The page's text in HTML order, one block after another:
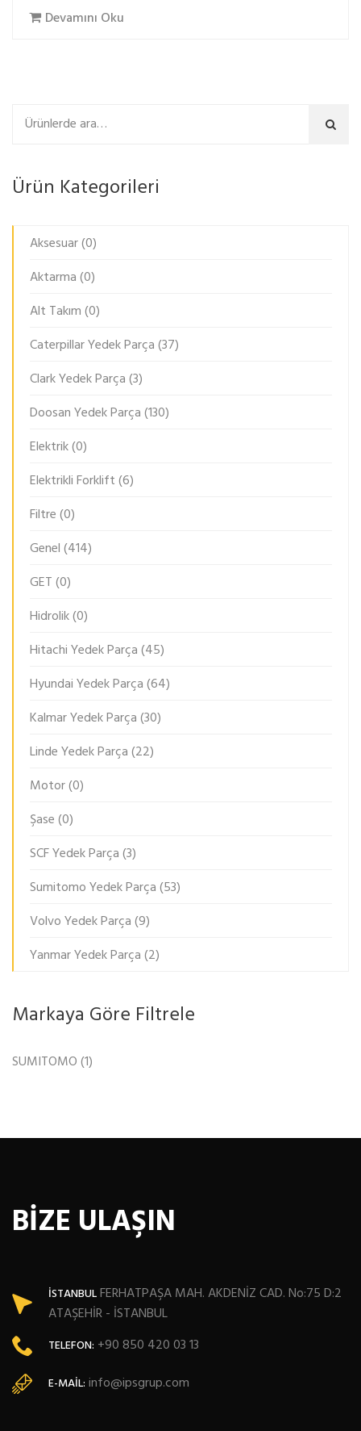
Devamını Oku
Ara
Ürün Kategorileri
Aksesuar(0)
Aktarma(0)
Alt Takım(0)
Caterpillar Yedek Parça(37)
Clark Yedek Parça(3)
Doosan Yedek Parça(130)
Elektrik(0)
Elektrikli Forklift(6)
Filtre(0)
Genel(414)
GET(0)
Hidrolik(0)
Hitachi Yedek Parça(45)
Hyundai Yedek Parça(64)
Kalmar Yedek Parça(30)
Linde Yedek Parça(22)
Motor(0)
Şase(0)
SCF Yedek Parça(3)
Sumitomo Yedek Parça(53)
Volvo Yedek Parça(9)
Yanmar Yedek Parça(2)
Markaya Göre Filtrele
SUMITOMO(1)
BİZE ULAŞIN
İSTANBULFERHATPAŞA MAH. AKDENİZ CAD. No:75 D:2
ATAŞEHİR - İSTANBUL
TELEFON: +90 850 420 03 13
E-MAIL: info@ipsgrup.com